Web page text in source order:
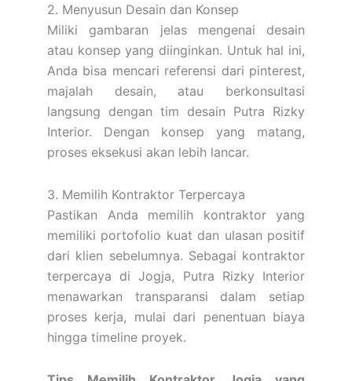
2. Menyusun Desain dan Konsep
Miliki gambaran jelas mengenai desain
atau konsep yang diinginkan. Untuk hal ini,
Anda bisa mencari referensi dari pinterest,
majalah desain, atau berkonsultasi
langsung dengan tim desain Putra Rizky
Interior. Dengan konsep yang matang,
proses eksekusi akan lebih lancar.
3. Memilih Kontraktor Terpercaya
Pastikan Anda memilih kontraktor yang
memiliki portofolio kuat dan ulasan positif
dari klien sebelumnya. Sebagai kontraktor
terpercaya di Jogja, Putra Rizky Interior
menawarkan transparansi dalam setiap
proses kerja, mulai dari penentuan biaya
hingga timeline proyek.